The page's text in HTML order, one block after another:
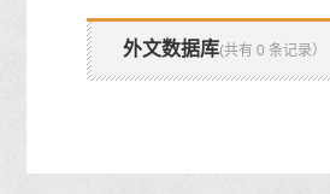
外文数据库(共有 0 条记录）